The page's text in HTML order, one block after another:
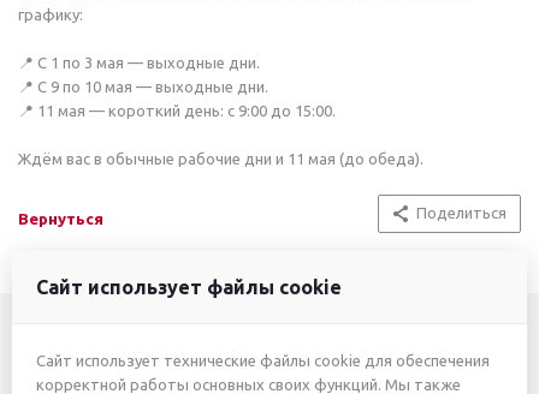
графику:
📍 С 1 по 3 мая — выходные дни.
📍 С 9 по 10 мая — выходные дни.
📍 11 мая — короткий день: с 9:00 до 15:00.
Ждём вас в обычные рабочие дни и 11 мая (до обеда).
Вернуться Поделиться
+7 (3412) 46-7777
Сайт использует файлы cookie
Сайт использует технические файлы cookie для обеспечения
корректной работы основных своих функций. Мы также